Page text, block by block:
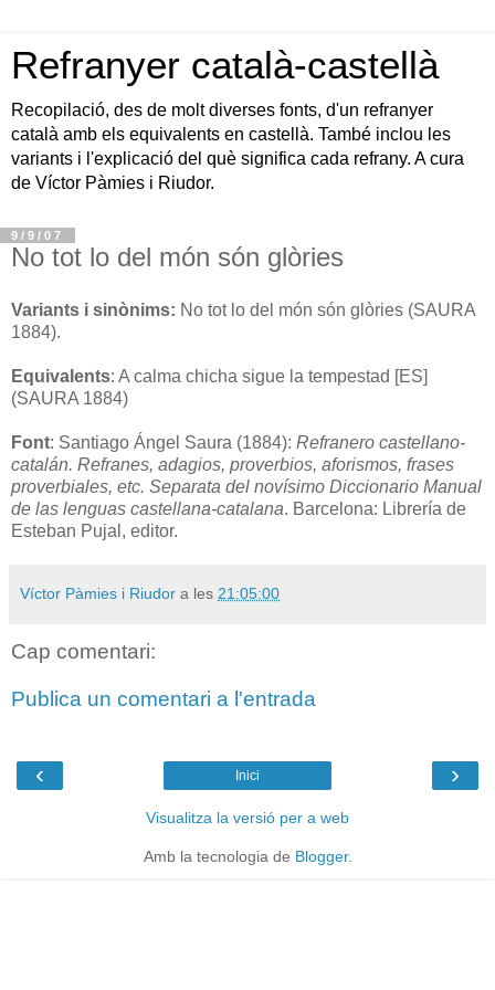
Refranyer català-castellà
Recopilació, des de molt diverses fonts, d'un refranyer
català amb els equivalents en castellà. També inclou les
variants i l'explicació del què significa cada refrany. A cura
de Víctor Pàmies i Riudor.
9/9/07
No tot lo del món són glòries
Variants i sinònims: No tot lo del món són glòries (SAURA
1884).
Equivalents: A calma chicha sigue la tempestad [ES]
(SAURA 1884)
Font: Santiago Ángel Saura (1884): Refranero castellano-
catalán. Refranes, adagios, proverbios, aforismos, frases
proverbiales, etc. Separata del novísimo Diccionario Manual
de las lenguas castellana-catalana. Barcelona: Librería de
Esteban Pujal, editor.
Víctor Pàmies i Riudor a les 21:05:00
Cap comentari:
Publica un comentari a l'entrada
‹ ›
Inici
Visualitza la versió per a web
Amb la tecnologia de Blogger.